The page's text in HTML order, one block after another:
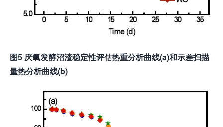
图5 厌氧发酵沼渣稳定性评估热重分析曲线(a)和示差扫描
量热分析曲线(b)